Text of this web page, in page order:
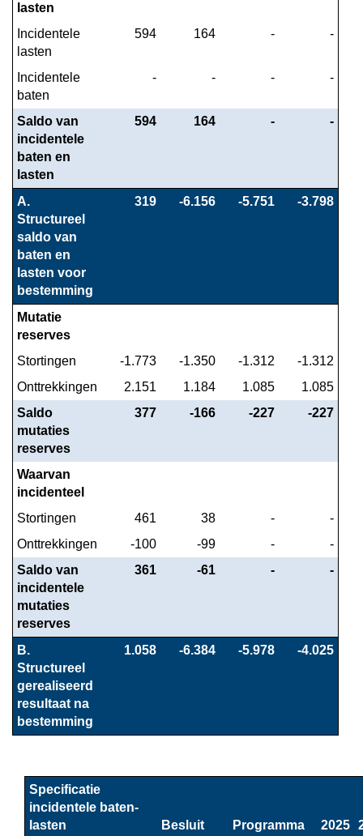
lasten
Incidentele
lasten
594 164 - -
Incidentele
baten
- - - -
Saldo van
incidentele
baten en
lasten
594 164 - -
A.
Structureel
saldo van
baten en
lasten voor
bestemming
319 -6.156 -5.751 -3.798
Mutatie
reserves
Stortingen
-1.773 -1.350 -1.312
-1.312
Onttrekkingen
2.151 1.184 1.085
1.085
Saldo
mutaties
reserves
377 -166 -227 -227
Waarvan
incidenteel
Stortingen
461 38 -
-
Onttrekkingen
-100 -99 -
-
Saldo van
incidentele
mutaties
reserves
361 -61 - -
B.
Structureel
gerealiseerd
resultaat na
bestemming
1.058 -6.384 -5.978 -4.025
Specificatie
incidentele baten-
lasten
Besluit Programma 2025